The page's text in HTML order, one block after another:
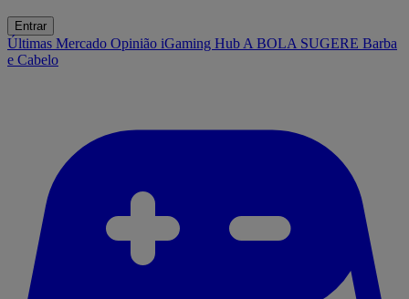
Entrar
Últimas Mercado Opinião iGaming Hub A BOLA SUGERE Barba
e Cabelo